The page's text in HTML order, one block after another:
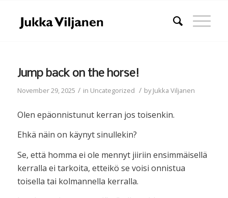
Jump back on the horse!
November 29, 2025 / in Uncategorized / byJukka Viljanen
Olen epäonnistunut kerran jos toisenkin.
Ehkä näin on käynyt sinullekin?
Se, että homma ei ole mennyt jiiriin ensimmäisellä
kerralla ei tarkoita, etteikö se voisi onnistua
toisella tai kolmannella kerralla.